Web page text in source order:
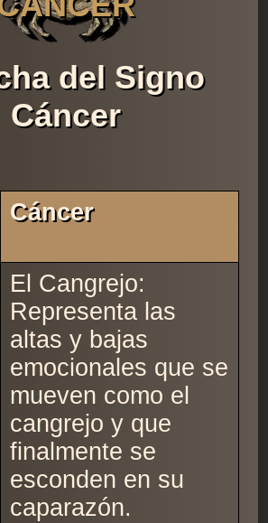
del Signo
Cáncer
Cáncer
El Cangrejo:
Representa las
altas y bajas
emocionales que se
mueven como el
cangrejo y que
finalmente se
esconden en su
caparazón.